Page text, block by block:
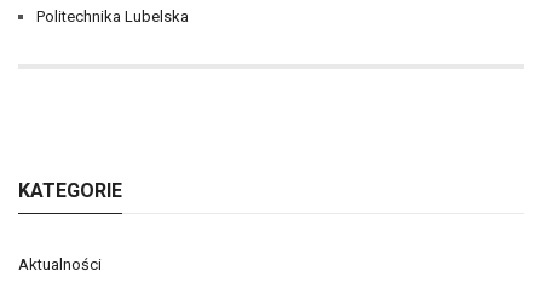
Politechnika Lubelska
KATEGORIE
Aktualności